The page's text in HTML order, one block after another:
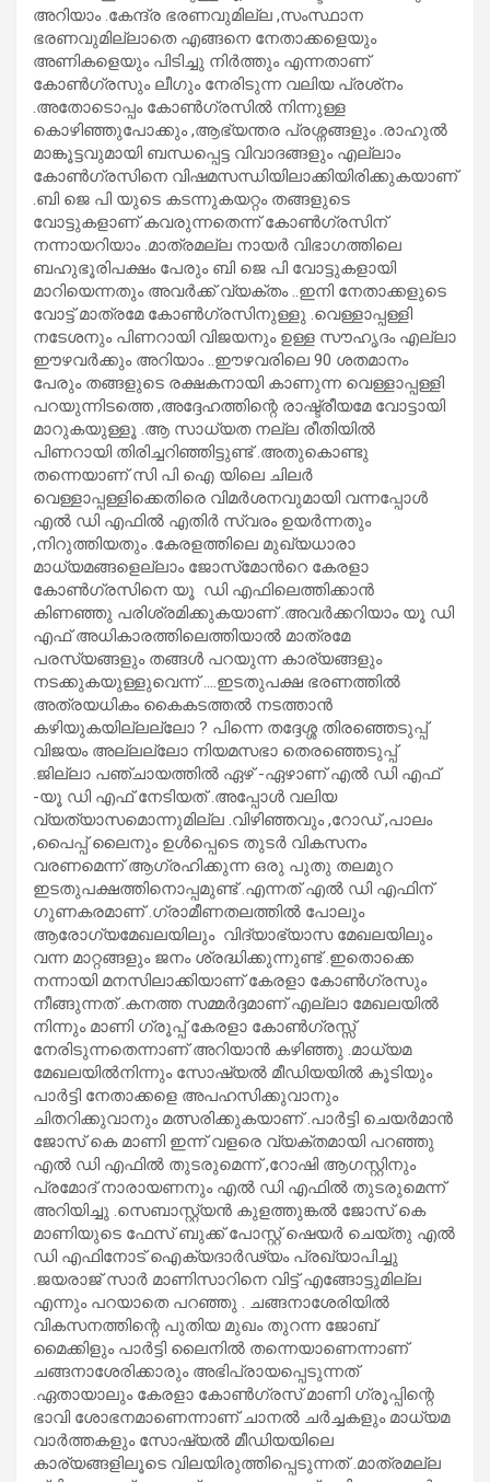
അറിയാം .കേന്ദ്ര ഭരണവുമില്ല ,സംസ്ഥാന
ഭരണവുമില്ലാതെ എങ്ങനെ നേതാക്കളെയും
അണികളെയും പിടിച്ചു നിർത്തും എന്നതാണ്
കോൺഗ്രസും ലീഗും നേരിടുന്ന വലിയ പ്രശ്‍നം
.അതോടൊപ്പം കോൺഗ്രസിൽ നിന്നുള്ള
കൊഴിഞ്ഞുപോക്കും ,ആഭ്യന്തര പ്രശ്നങ്ങളും .രാഹുൽ
മാങ്കൂട്ടവുമായി ബന്ധപ്പെട്ട വിവാദങ്ങളും എല്ലാം
കോൺഗ്രസിനെ വിഷമസന്ധിയിലാക്കിയിരിക്കുകയാണ്
.ബി ജെ പി യുടെ കടന്നുകയറ്റം തങ്ങളുടെ
വോട്ടുകളാണ് കവരുന്നതെന്ന് കോൺഗ്രസിന്
നന്നായറിയാം .മാത്രമല്ല നായർ വിഭാഗത്തിലെ
ബഹുഭൂരിപക്ഷം പേരും ബി ജെ പി വോട്ടുകളായി
മാറിയെന്നതും അവർക്ക് വ്യക്തം ..ഇനി നേതാക്കളുടെ
വോട്ട് മാത്രമേ കോൺഗ്രസിനുള്ളു .വെള്ളാപ്പള്ളി
നടേശനും പിണറായി വിജയനും ഉള്ള സൗഹൃദം എല്ലാ
ഈഴവർക്കും അറിയാം ..ഈഴവരിലെ 90 ശതമാനം
പേരും തങ്ങളുടെ രക്ഷകനായി കാണുന്ന വെള്ളാപ്പള്ളി
പറയുന്നിടത്തെ ,അദ്ദേഹത്തിന്റെ രാഷ്ട്രീയമേ വോട്ടായി
മാറുകയുള്ളൂ .ആ സാധ്യത നല്ല രീതിയിൽ
പിണറായി തിരിച്ചറിഞ്ഞിട്ടുണ്ട് .അതുകൊണ്ടു
തന്നെയാണ് സി പി ഐ യിലെ ചിലർ
വെള്ളാപ്പള്ളിക്കെതിരെ വിമർശനവുമായി വന്നപ്പോൾ
എൽ ഡി എഫിൽ എതിർ സ്വരം ഉയർന്നതും
,നിറുത്തിയതും .കേരളത്തിലെ മുഖ്യധാരാ
മാധ്യമങ്ങളെല്ലാം ജോസ്‌മോൻറെ കേരളാ
കോൺഗ്രസിനെ യൂ ഡി എഫിലെത്തിക്കാൻ
കിണഞ്ഞു പരിശ്രമിക്കുകയാണ് .അവർക്കറിയാം യൂ ഡി
എഫ് അധികാരത്തിലെത്തിയാൽ മാത്രമേ
പരസ്യങ്ങളും തങ്ങൾ പറയുന്ന കാര്യങ്ങളും
നടക്കുകയുള്ളുവെന്ന് ….ഇടതുപക്ഷ ഭരണത്തിൽ
അത്രയധികം കൈകടത്തൽ നടത്താൻ
കഴിയുകയില്ലല്ലോ ? പിന്നെ തദ്ദേശ്ശ തിരഞ്ഞെടുപ്പ്
വിജയം അല്ലല്ലോ നിയമസഭാ തെരഞ്ഞെടുപ്പ്
.ജില്ലാ പഞ്ചായത്തിൽ ഏഴ് -ഏഴാണ് എൽ ഡി എഫ്
-യൂ ഡി എഫ് നേടിയത് .അപ്പോൾ വലിയ
വ്യത്യാസമൊന്നുമില്ല .വിഴിഞ്ഞവും ,റോഡ് ,പാലം
,പൈപ്പ് ലൈനും ഉൾപ്പെടെ തുടർ വികസനം
വരണമെന്ന് ആഗ്രഹിക്കുന്ന ഒരു പുതു തലമുറ
ഇടതുപക്ഷത്തിനൊപ്പമുണ്ട് .എന്നത് എൽ ഡി എഫിന്
ഗുണകരമാണ് .ഗ്രാമീണതലത്തിൽ പോലും
ആരോഗ്യമേഖലയിലും വിദ്യാഭ്യാസ മേഖലയിലും
വന്ന മാറ്റങ്ങളും ജനം ശ്രദ്ധിക്കുന്നുണ്ട് .ഇതൊക്കെ
നന്നായി മനസിലാക്കിയാണ് കേരളാ കോൺഗ്രസും
നീങ്ങുന്നത് .കനത്ത സമ്മർദ്ദമാണ് എല്ലാ മേഖലയിൽ
നിന്നും മാണി ഗ്രൂപ്പ് കേരളാ കോൺഗ്രസ്സ്
നേരിടുന്നതെന്നാണ് അറിയാൻ കഴിഞ്ഞു .മാധ്യമ
മേഖലയിൽനിന്നും സോഷ്യൽ മീഡിയയിൽ കൂടിയും
പാർട്ടി നേതാക്കളെ അപഹസിക്കുവാനും
ചിതറിക്കുവാനും മത്സരിക്കുകയാണ് .പാർട്ടി ചെയർമാൻ
ജോസ് കെ മാണി ഇന്ന് വളരെ വ്യക്തമായി പറഞ്ഞു
എൽ ഡി എഫിൽ തുടരുമെന്ന് ,റോഷി ആഗസ്റ്റിനും
പ്രമോദ് നാരായണനും എൽ ഡി എഫിൽ തുടരുമെന്ന്
അറിയിച്ചു .സെബാസ്റ്റ്യൻ കുളത്തുങ്കൽ ജോസ് കെ
മാണിയുടെ ഫേസ് ബുക്ക് പോസ്റ്റ് ഷെയർ ചെയ്തു എൽ
ഡി എഫിനോട് ഐക്യദാർഢ്യം പ്രഖ്യാപിച്ചു
.ജയരാജ് സാർ മാണിസാറിനെ വിട്ട് എങ്ങോട്ടുമില്ല
എന്നും പറയാതെ പറഞ്ഞു . ചങ്ങനാശേരിയിൽ
വികസനത്തിന്റെ പുതിയ മുഖം തുറന്ന ജോബ്
മൈക്കിളും പാർട്ടി ലൈനിൽ തന്നെയാണെന്നാണ്
ചങ്ങനാശേരിക്കാരും അഭിപ്രായപ്പെടുന്നത്
.ഏതായാലും കേരളാ കോൺഗ്രസ് മാണി ഗ്രൂപ്പിന്റെ
ഭാവി ശോഭനമാണെന്നാണ് ചാനൽ ചർച്ചകളും മാധ്യമ
വാർത്തകളും സോഷ്യൽ മീഡിയയിലെ
കാര്യങ്ങളിലൂടെ വിലയിരുത്തിപ്പെടുന്നത് .മാത്രമല്ല